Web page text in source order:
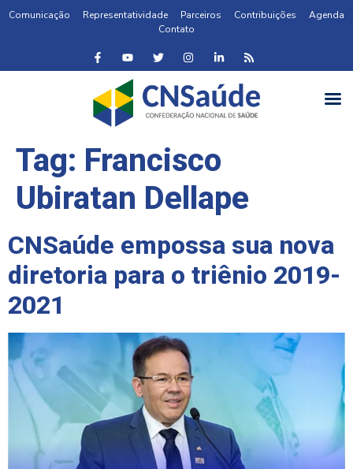
Comunicação Representatividade Parceiros Contribuições
Agenda
Contato
Tag: Francisco
Ubiratan Dellape
CNSaúde empossa sua nova
diretoria para o triênio 2019-
2021